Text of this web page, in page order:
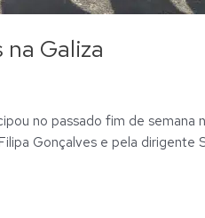
Galiza
no passado fim de semana
Gonçalves e pela dirigente